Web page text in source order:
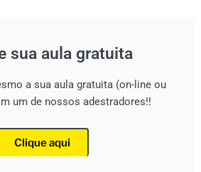
sua aula gratuita
a sua aula gratuita (on-line ou
um de nossos adestradores!!
Clique aqui